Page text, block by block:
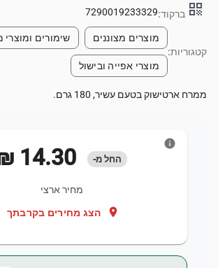
qr_code ברקוד:7290019233329
קטגוריות:
מוצרים מצוננים שימורים ומוצרי
מוצרי אפייה ובישול
ממרח ארטישוק בטעם עשיר, 180 גרם.
החל מ-
מחיר ארצי
location_on הצג מחירים בקרבתך
info